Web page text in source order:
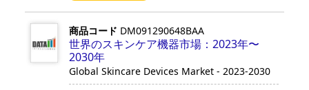
商品コード DM091290648BAA
世界のスキンケア機器市場：2023年〜
2030年
Global Skincare Devices Market - 2023-2030